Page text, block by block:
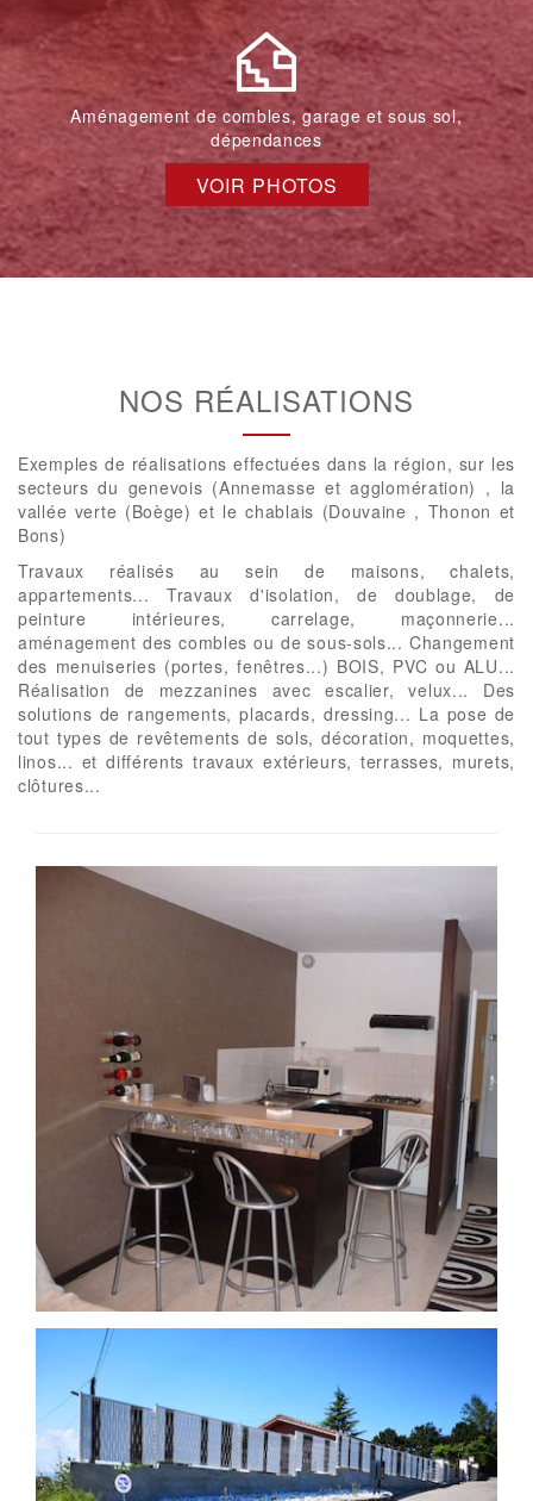
Aménagement de combles, garage et sous sol,
dépendances
VOIR PHOTOS
NOS RÉALISATIONS
Exemples de réalisations effectuées dans la région, sur les
secteurs du genevois (Annemasse et agglomération) , la
vallée verte (Boège) et le chablais (Douvaine , Thonon et
Bons)
Travaux réalisés au sein de maisons, chalets,
appartements... Travaux d'isolation, de doublage, de
peinture intérieures, carrelage, maçonnerie...
aménagement des combles ou de sous-sols... Changement
des menuiseries (portes, fenêtres...) BOIS, PVC ou ALU...
Réalisation de mezzanines avec escalier, velux... Des
solutions de rangements, placards, dressing... La pose de
tout types de revêtements de sols, décoration, moquettes,
linos... et différents travaux extérieurs, terrasses, murets,
clôtures...